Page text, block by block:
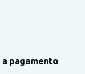
pagamento